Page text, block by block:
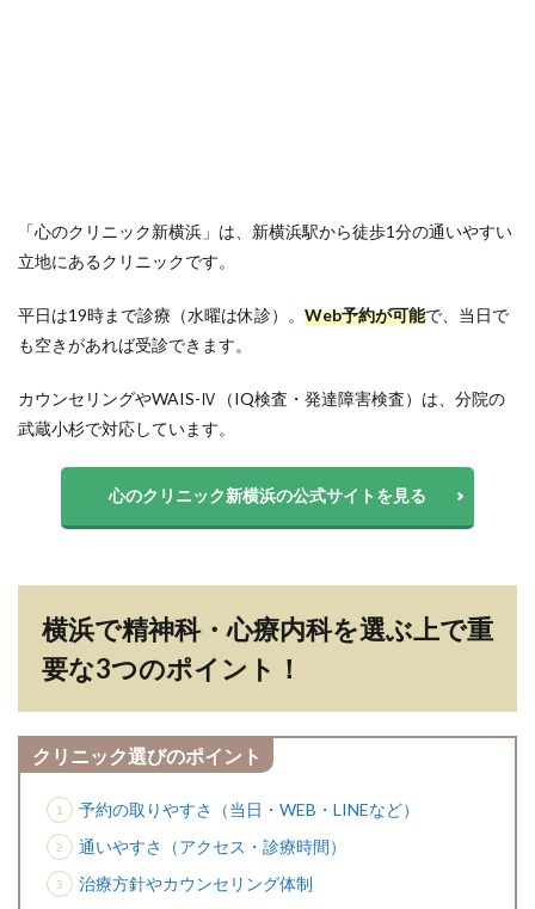
「心のクリニック新横浜」は、新横浜駅から徒歩1分の通いやすい
立地にあるクリニックです。
平日は19時まで診療（水曜は休診）。 Web予約が可能で、当日で
も空きがあれば受診できます。
カウンセリングやWAIS-Ⅳ（IQ検査・発達障害検査）は、分院の
武蔵小杉で対応しています。
心のクリニック新横浜の公式サイトを見る
横浜で精神科・心療内科を選ぶ上で重
要な3つのポイント！
クリニック選びのポイント
予約の取りやすさ（当日・WEB・LINEなど）
通いやすさ（アクセス・診療時間）
治療方針やカウンセリング体制